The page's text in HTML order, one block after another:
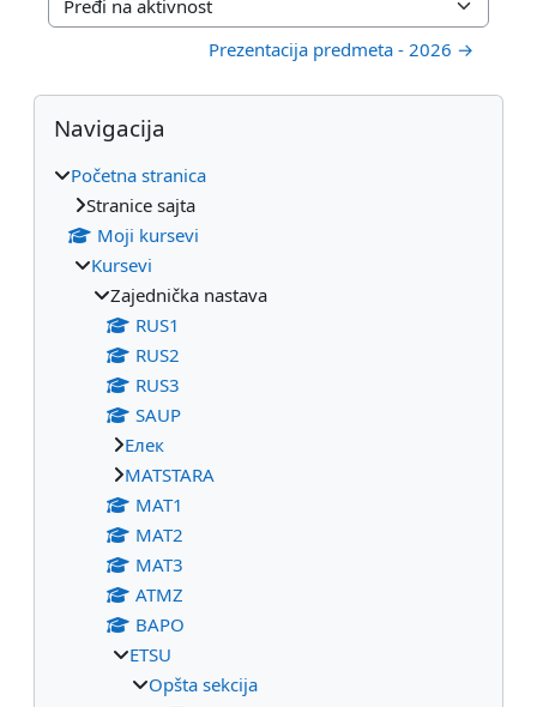
Pređi na aktivnost
Prezentacija predmeta - 2026 →
Blokovi
Preskoči Navigacija
Navigacija
Početna stranica
Stranice sajta
Moji kursevi
Kursevi
Zajednička nastava
RUS1
RUS2
RUS3
SAUP
Eлек
МАТSTARA
МАТ1
МАТ2
МАТ3
ATMZ
BAPO
ETSU
Opšta sekcija